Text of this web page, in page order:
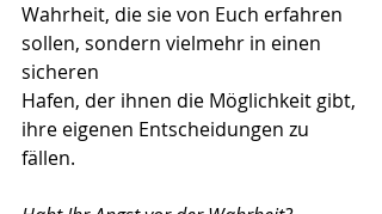
Wahrheit, die sie von Euch erfahren
sollen, sondern vielmehr in einen
sicheren
Hafen, der ihnen die Möglichkeit gibt,
ihre eigenen Entscheidungen zu
fällen.